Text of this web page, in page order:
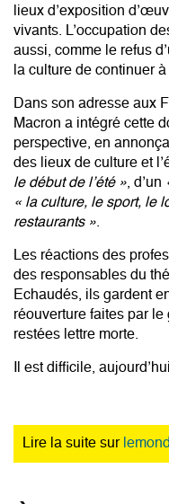
lieux d’exposition
vivants. L’occupation
aussi, comme le refus
la culture de continuer
Dans son adresse aux
Macron a intégré cette
perspective, en
des lieux de culture et
le début de l’été », d’un
« la culture, le sport, le
restaurants ».
Les réactions des
des responsables du
Echaudés, ils gardent
réouverture faites par
restées lettre morte.
Il est difficile,
Lire la suite sur